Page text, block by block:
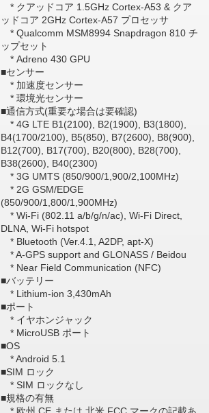
* クアッドコア 1.5GHz Cortex-A53 & クア
ッドコア 2GHz Cortex-A57 プロセッサ
* Qualcomm MSM8994 Snapdragon 810 チ
ップセット
* Adreno 430 GPU
■センサー
* 加速度センサー
* 環境光センサー
■通信方式(重要な場合は要確認)
* 4G LTE B1(2100), B2(1900), B3(1800),
B4(1700/2100), B5(850), B7(2600), B8(900),
B12(700), B17(700), B20(800), B28(700),
B38(2600), B40(2300)
* 3G UMTS (850/900/1,900/2,100MHz)
* 2G GSM/EDGE
(850/900/1,800/1,900MHz)
* Wi-Fi (802.11 a/b/g/n/ac), Wi-Fi Direct,
DLNA, Wi-Fi hotspot
* Bluetooth (Ver.4.1, A2DP, apt-X)
* A-GPS support and GLONASS / Beidou
* Near Field Communication (NFC)
■バッテリー
* Lithium-ion 3,430mAh
■ポート
* イヤホンジャック
* MicroUSB ポート
■OS
* Android 5.1
■SIM ロック
* SIM ロックなし
■規格の有無